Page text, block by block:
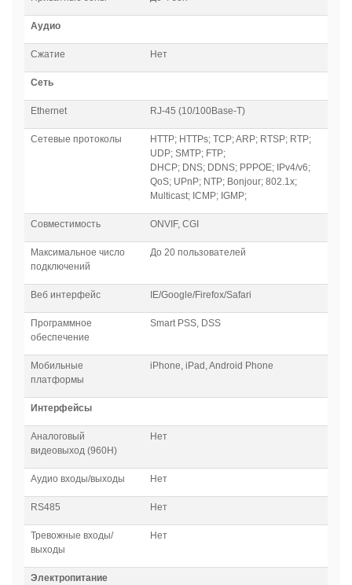
Аудио
Сжатие Нет
Сеть
Ethernet RJ-45 (10/100Base-T)
Сетевые протоколы
HTTP; HTTPs; TCP; ARP; RTSP; RTP;
UDP; SMTP; FTP;
DHCP; DNS; DDNS; PPPOE; IPv4/v6;
QoS; UPnP; NTP; Bonjour; 802.1x;
Multicast; ICMP; IGMP;
Совместимость ONVIF, CGI
Максимальное число
подключений
До 20 пользователей
Веб интерфейс IE/Google/Firefox/Safari
Программное
обеспечение
Smart PSS, DSS
Мобильные
платформы
iPhone, iPad, Android Phone
Интерфейсы
Аналоговый
видеовыход (960H)
Нет
Аудио входы/выходы Нет
RS485 Нет
Тревожные входы/
выходы
Нет
Электропитание